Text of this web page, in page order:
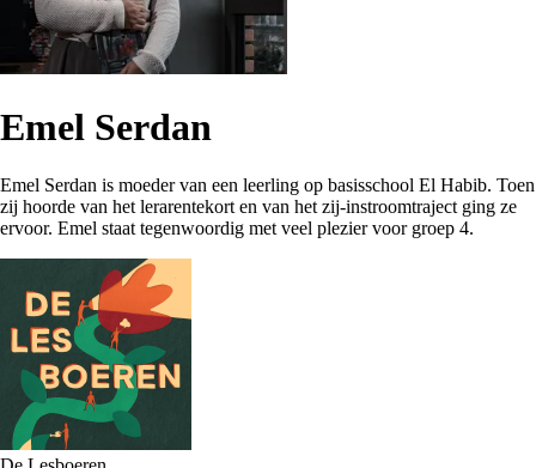
Emel Serdan
Emel Serdan is moeder van een leerling op basisschool El Habib. Toen
zij hoorde van het lerarentekort en van het zij-instroomtraject ging ze
ervoor. Emel staat tegenwoordig met veel plezier voor groep 4.